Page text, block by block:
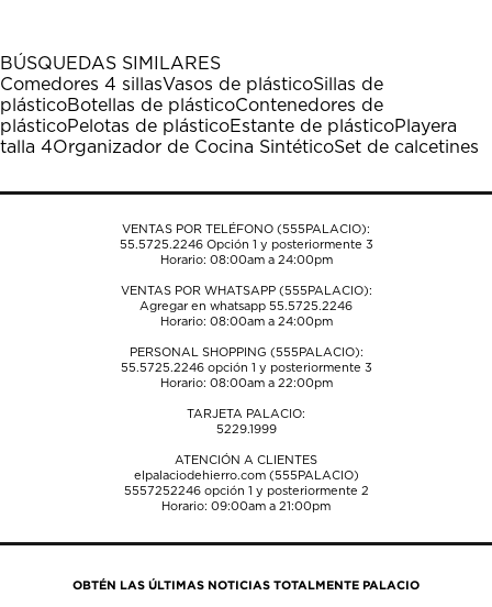
1
estrella
Esta
acción
abrirá
el
de
estrellas.
Esta
acción
abrirá
el
de
estrellas.
Esta
acción
abrirá
el
de
estrellas.
Esta
acción
abrirá
el
de
estrellas.
Esta
acción
abrirá
el
de
BÚSQUEDAS SIMILARES
Comedores 4 sillasVasos de plásticoSillas de
plásticoBotellas de plásticoContenedores de
plásticoPelotas de plásticoEstante de plásticoPlayera
talla 4Organizador de Cocina SintéticoSet de calcetines
VENTAS POR TELÉFONO (555PALACIO):
55.5725.2246Opción 1 y posteriormente 3
Horario: 08:00am a 24:00pm
VENTAS POR WHATSAPP (555PALACIO):
Agregar en whatsapp 55.5725.2246
Horario: 08:00am a 24:00pm
PERSONAL SHOPPING (555PALACIO):
55.5725.2246opción 1 y posteriormente 3
Horario: 08:00am a 22:00pm
TARJETA PALACIO:
5229.1999
ATENCIÓN A CLIENTES
elpalaciodehierro.com (555PALACIO)
5557252246opción 1 y posteriormente 2
Horario: 09:00am a 21:00pm
OBTÉN LAS ÚLTIMAS NOTICIAS TOTALMENTE PALACIO